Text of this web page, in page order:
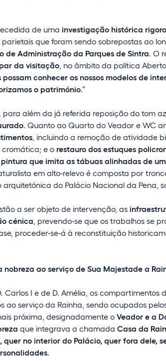
de uma investigação histórica
que foram sendo sobrepostas ao
de Administração da Parques de Sintra. O
da visitação , no âmbito da política
possam conhecer os nossos modelos de
o património.”
para além da já referida reposição do tom
. Quanto ao Quarto do Veador e WC
, incluindo a remoção de atividade
e o restauro dos estuques
que imita as tábuas alinhadas de
em alto-relevo é composta por
do Palácio Nacional da Pena,
a ser objeto de intervenção, as
cénica , prevendo-se que os trabalhos se
proceder-se-á à reconstituição
nobreza ao serviço de Sua Majestade a
Carlos I e de D. Amélia, os compartimentos
ao serviço da Rainha, sendo ocupados
próxima, designadamente o Veador e a
que integrava a chamada Casa da
no interior do Palácio, quer fora dele,
.